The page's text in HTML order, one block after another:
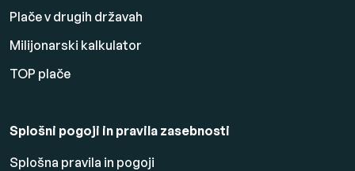
Plače v drugih državah
Milijonarski kalkulator
TOP plače
Splošni pogoji in pravila zasebnosti
Splošna pravila in pogoji